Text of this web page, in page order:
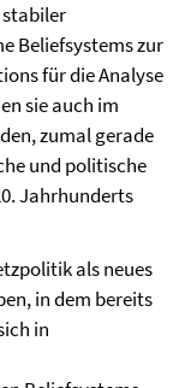
stabiler
Beliefsystems zur
für die Analyse
sie auch im
zumal gerade
und politische
Jahrhunderts
als neues
in dem bereits
in